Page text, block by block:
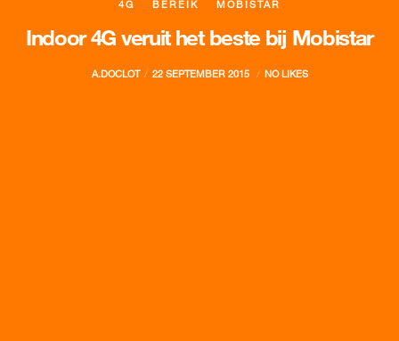
4G BEREIK MOBISTAR
Indoor 4G veruit het beste bij Mobistar
A.DOCLOT 22 SEPTEMBER 2015 NO LIKES